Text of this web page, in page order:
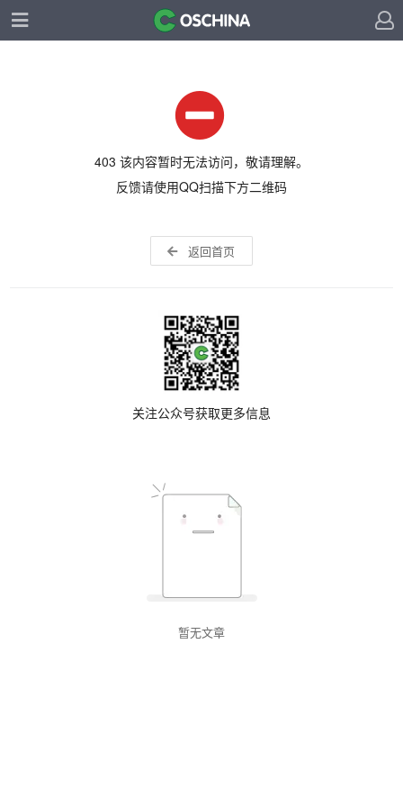
403 该内容暂时无法访问，敬请理解。
反馈请使用QQ扫描下方二维码
返回首页
关注公众号获取更多信息
暂无文章